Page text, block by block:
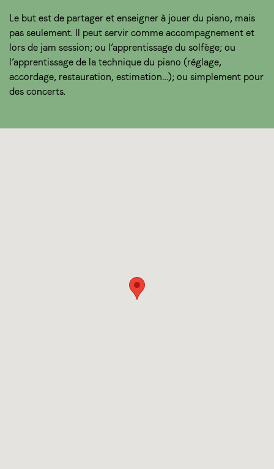
Le but est de partager et enseigner à jouer du piano, mais
pas seulement. Il peut servir comme accompagnement et
lors de jam session; ou l’apprentissage du solfège; ou
l’apprentissage de la technique du piano (réglage,
accordage, restauration, estimation…); ou simplement pour
des concerts.